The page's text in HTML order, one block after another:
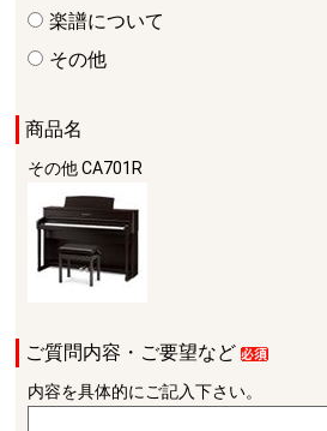
楽譜について
その他
商品名
その他 CA701R
ご質問内容・ご要望など
内容を具体的にご記入下さい。